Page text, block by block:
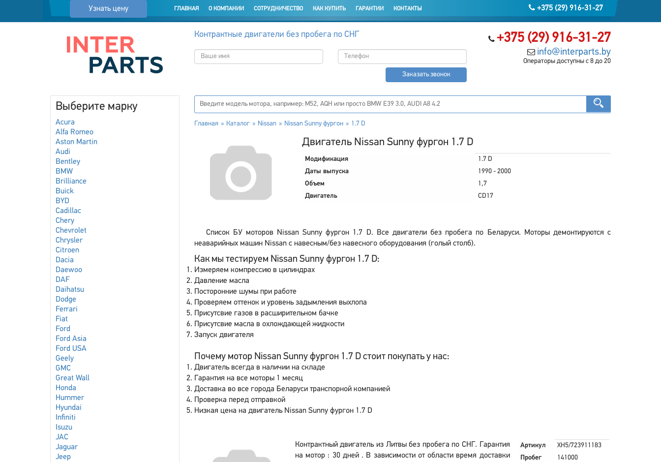
Узнать цену +375 (29) 916-31-27
ГЛАВНАЯ О КОМПАНИИ СОТРУДНИЧЕСТВО КАК КУПИТЬ ГАРАНТИИ КОНТАКТЫ
+375 (29) 916-31-27
info@interparts.by
Операторы доступны с 8 до 20
Контрактные двигатели без пробега по СНГ
Заказать звонок
Выберите марку
Acura
Alfa Romeo
Aston Martin
Audi
Bentley
BMW
Brilliance
Buick
BYD
Cadillac
Chery
Chevrolet
Chrysler
Citroen
Dacia
Daewoo
DAF
Daihatsu
Dodge
Ferrari
Fiat
Ford
Ford Asia
Ford USA
Geely
GMC
Great Wall
Honda
Hummer
Hyundai
Infiniti
Isuzu
JAC
Jaguar
Jeep
Главная Каталог Nissan Nissan Sunny фургон 1.7 D
Двигатель Nissan Sunny фургон 1.7 D
Модификация
1.7 D
Даты выпуска
1990 - 2000
Объем
1,7
Двигатель
CD17
Список БУ моторов Nissan Sunny фургон 1.7 D. Все двигатели без пробега по Беларуси. Моторы демонтируются с
неаварийных машин Nissan с навесным/без навесного оборудования (голый столб).
Как мы тестируем Nissan Sunny фургон 1.7 D:
Измеряем компрессию в цилиндрах
Давление масла
Посторонние шумы при работе
Проверяем оттенок и уровень задымления выхлопа
Присутсвие газов в расширительном бачке
Присутсвие масла в охлождающей жидкости
Запуск двигателя
Почему мотор Nissan Sunny фургон 1.7 D стоит покупать у нас:
Двигатель всегда в наличии на складе
Гарантия на все моторы 1 месяц
Доставка во все города Беларуси транспорной компанией
Проверка перед отправкой
Низкая цена на двигатель Nissan Sunny фургон 1.7 D
Контрактный двигатель из Литвы без пробега по СНГ. Гарантия
на мотор : 30 дней . В зависимости от области время доставки
Артикул
XH5/723911183
Пробег
141000